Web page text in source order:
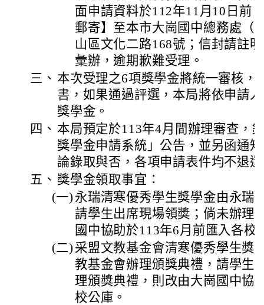
面申請資料於112年11月10日前
郵寄】至本市大崗國中總務處（
山區文化二路168號；信封請註
彙辦，逾期歉難受理。
三、 本次受理之6項獎學金將統一審核，
書，如果通過評選，本局將依申請
獎學金。
四、 本局預定於113年4月間辦理審查，
獎學金申請系統」公告，並另函通
論錄取與否，各項申請表件均不退
五、 獎學金領取事宜：
(一) 永瑞清寒優秀學生獎學金由永瑞
請學生出席現場領獎；倘未辦理
國中協助於113年6月前匯入各校
(二) 采盟文教基金會清寒優秀學生獎
教基金會辦理頒獎典禮，請學生
理頒獎典禮，則改由大崗國中協
校公庫。